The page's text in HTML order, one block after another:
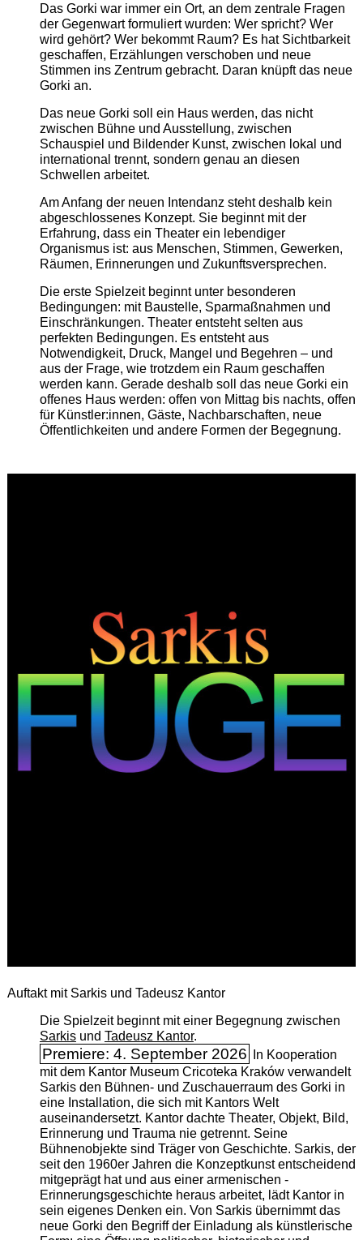
Das Gorki war immer ein Ort, an dem zentrale Fragen
der Gegenwart formuliert wurden: Wer spricht? Wer
wird gehört? Wer bekommt Raum? Es hat Sichtbarkeit
geschaffen, Erzählungen verschoben und neue
Stimmen ins Zentrum gebracht. Daran knüpft das neue
Gorki an.
Das neue Gorki soll ein Haus werden, das nicht
zwischen Bühne und Ausstellung, zwischen
Schauspiel und Bildender Kunst, zwischen lokal und
international trennt, sondern genau an diesen
Schwellen arbeitet.
Am Anfang der neuen Intendanz steht deshalb kein
abgeschlossenes Konzept. Sie beginnt mit der
Erfahrung, dass ein Theater ein lebendiger
Organismus ist: aus Menschen, Stimmen, Gewerken,
Räumen, Erinnerungen und Zukunftsversprechen.
Die erste Spielzeit beginnt unter besonderen
Bedingungen: mit Baustelle, Sparmaßnahmen und
Einschränkungen. Theater entsteht selten aus
perfekten Bedingungen. Es entsteht aus
Notwendigkeit, Druck, Mangel und Begehren – und
aus der Frage, wie trotzdem ein Raum geschaffen
werden kann. Gerade deshalb soll das neue Gorki ein
offenes Haus werden: offen von Mittag bis nachts, offen
für Künstler:innen, Gäste, Nachbarschaften, neue
Öffentlichkeiten und andere Formen der Begegnung.
Auftakt mit Sarkis und Tadeusz Kantor
Die Spielzeit beginnt mit einer Begegnung zwischen
Sarkisund Tadeusz Kantor.
Premiere: 4. September 2026
In Kooperation
mit dem Kantor Museum Cricoteka Kraków verwandelt
Sarkis den Bühnen- und Zuschauerraum des Gorki in
eine Installation, die sich mit Kantors Welt
auseinandersetzt. Kantor dachte Theater, Objekt, Bild,
Erinnerung und Trauma nie getrennt. Seine
Bühnenobjekte sind Träger von Geschichte. Sarkis, der
seit den 1960er Jahren die Konzeptkunst entscheidend
mitgeprägt hat und aus einer armenischen ­
Erinnerungsgeschichte heraus arbeitet, lädt Kantor in
sein eigenes Denken ein. Von Sarkis übernimmt das
neue Gorki den Begriff der Einladung als künstlerische